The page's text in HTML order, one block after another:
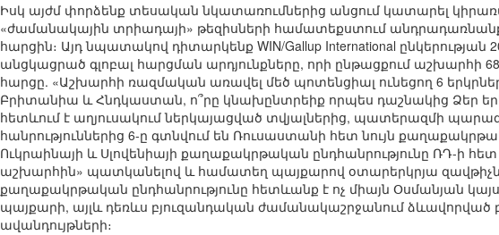
Իսկ այժմ փորձենք տեսական նկատառումներից անցում կատարել
«ժամանակային տրիադայի» թեզիսների համատեքստում
հարցին։ Այդ նպատակով դիտարկենք WIN/Gallup International ընկերության
անցկացրած գլոբալ հարցման արդյունքները, որի ընթացքում աշխարհի
հարցը. «Աշխարհի ռազմական առավել մեծ պոտենցիալ ունեցող 6
Բրիտանիա և Հնդկաստան, ո՞րը կնախընտրեիք որպես դաշնակից Ձեր
հետևում է աղյուսակում ներկայացված տվյալներից, պատերազմի
հանրություններից 6-ը գտնվում են Ռուսաստանի հետ նույն
Ուկրաինայի և Սլովենիայի քաղաքակրթական ընդհանրությունը ՌԴ-ի
աշխարհին» պատկանելով և համատեղ պայքարով օտարերկրյա
քաղաքակրթական ընդհանրությունը հետևանք է ոչ միայն Օսմանյան
պայքարի, այլև դեռևս բյուզանդական ժամանակաշրջանում
ավանդույթների։